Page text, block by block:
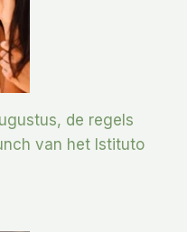
de regels
van het Istituto